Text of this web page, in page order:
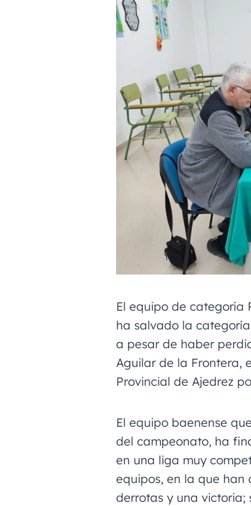
El equipo de categoría
ha salvado la
a pesar de haber
Aguilar de la Frontera,
Provincial de Ajedrez
El equipo baenense
del campeonato, ha
en una liga muy
equipos, en la que
derrotas y una victoria;